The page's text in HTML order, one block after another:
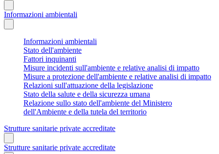
Informazioni ambientali
Informazioni ambientali
Stato dell'ambiente
Fattori inquinanti
Misure incidenti sull'ambiente e relative analisi di impatto
Misure a protezione dell'ambiente e relative analisi di impatto
Relazioni sull'attuazione della legislazione
Stato della salute e della sicurezza umana
Relazione sullo stato dell'ambiente del Ministero
dell'Ambiente e della tutela del territorio
Strutture sanitarie private accreditate
Strutture sanitarie private accreditate